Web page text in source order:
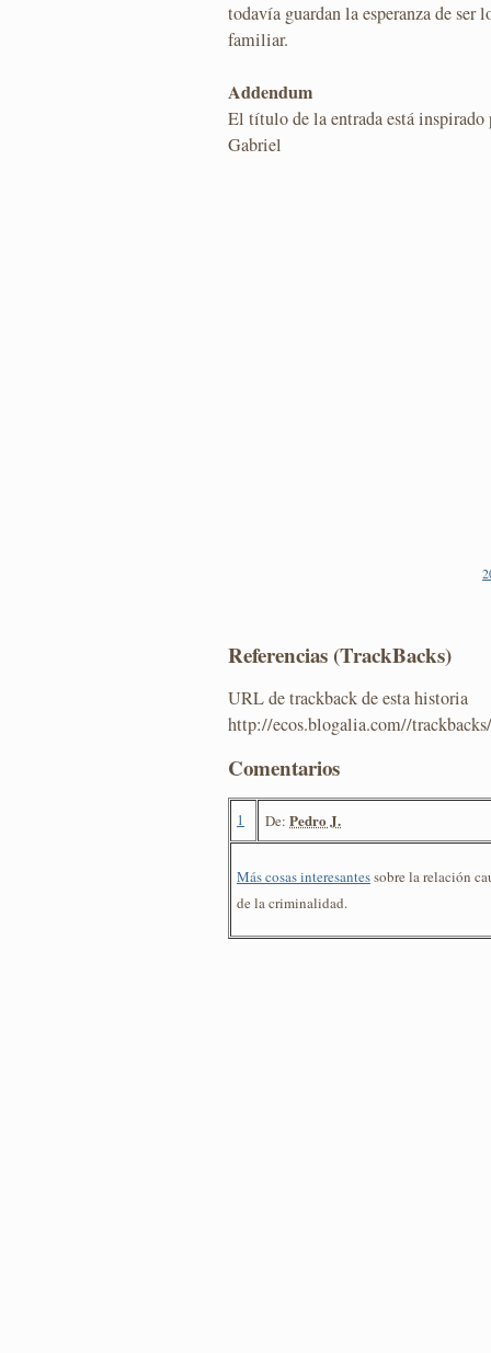
todavía guardan la esperanza de ser
familiar.
Addendum
El título de la entrada está inspirado
Gabriel
Referencias (TrackBacks)
URL de trackback de esta historia
http://ecos.blogalia.com//
Comentarios
1 De: Pedro J.
Más cosas interesantessobre la relación
de la criminalidad.